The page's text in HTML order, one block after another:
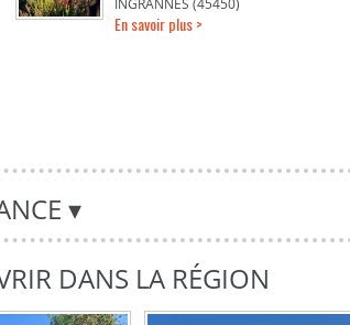
INGRANNES (45450)
En savoir plus >
▾
DANS LA RÉGION